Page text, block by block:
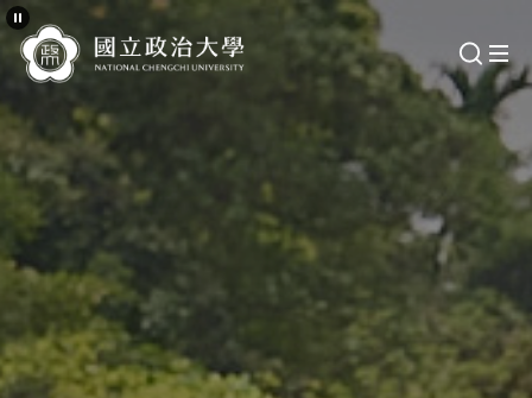
跳
到
主
內
區